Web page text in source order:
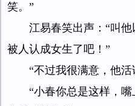
笑。”
江易春笑出声：“叫
被人认成女生了吧！”
“不过我很满意，他活
“小春你总是这样，